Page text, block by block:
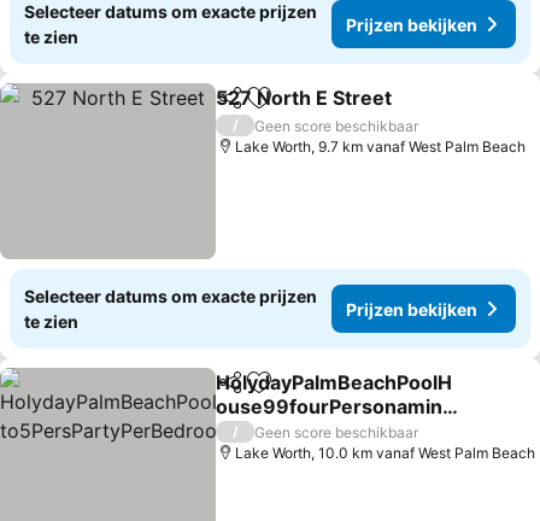
Selecteer datums om exacte prijzen
te zien
Prijzen bekijken
DelenToevoegen aan favorieten
527 North E Street
/
Geen score beschikbaar
Lake Worth, 9.7 km vanaf West Palm Beach
Selecteer datums om exacte prijzen
te zien
Prijzen bekijken
DelenToevoegen aan favorieten
HolydayPalmBeachPoolH
ouse99fourPersonamin3
to5PersPartyPerBedroom
/
Geen score beschikbaar
Lake Worth, 10.0 km vanaf West Palm Beach